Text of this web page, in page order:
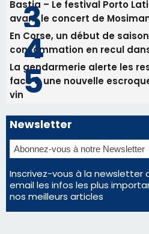
Newsletter
Inscrivez-vous à la newsletter
email les infos les plus
nos meilleurs articles
Régie publicitaire
Mentions légales
Nous contacter